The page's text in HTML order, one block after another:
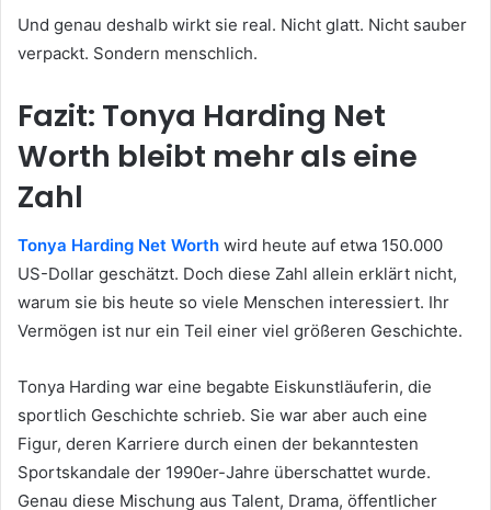
Und genau deshalb wirkt sie real. Nicht glatt. Nicht sauber
verpackt. Sondern menschlich.
Fazit: Tonya Harding Net
Worth bleibt mehr als eine
Zahl
Tonya Harding Net Worth wird heute auf etwa 150.000
US-Dollar geschätzt. Doch diese Zahl allein erklärt nicht,
warum sie bis heute so viele Menschen interessiert. Ihr
Vermögen ist nur ein Teil einer viel größeren Geschichte.
Tonya Harding war eine begabte Eiskunstläuferin, die
sportlich Geschichte schrieb. Sie war aber auch eine
Figur, deren Karriere durch einen der bekanntesten
Sportskandale der 1990er-Jahre überschattet wurde.
Genau diese Mischung aus Talent, Drama, öffentlicher